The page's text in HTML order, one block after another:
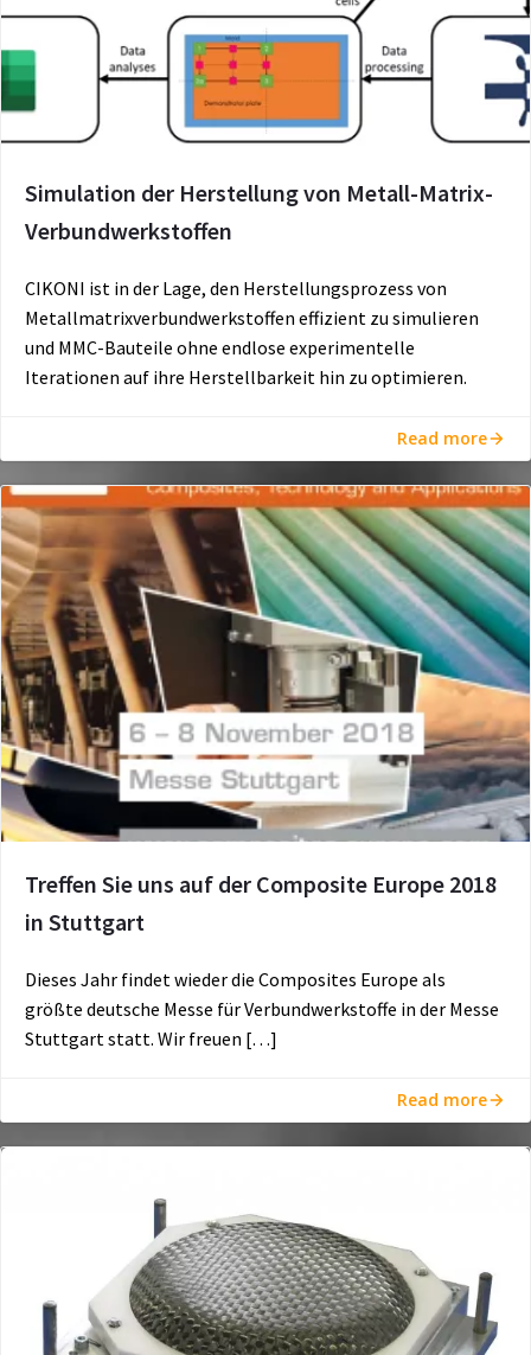
Simulation der Herstellung von Metall-Matrix-
Verbundwerkstoffen
CIKONI ist in der Lage, den Herstellungsprozess von
Metallmatrixverbundwerkstoffen effizient zu simulieren
und MMC-Bauteile ohne endlose experimentelle
Iterationen auf ihre Herstellbarkeit hin zu optimieren.
Read more
Treffen Sie uns auf der Composite Europe 2018
in Stuttgart
Dieses Jahr findet wieder die Composites Europe als
größte deutsche Messe für Verbundwerkstoffe in der Messe
Stuttgart statt. Wir freuen […]
Read more